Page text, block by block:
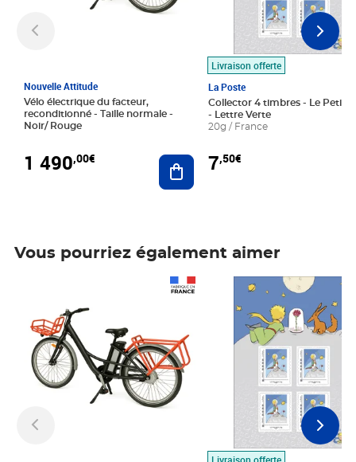
Nouvelle Attitude
Vélo électrique du facteur,
reconditionné - Taille normale -
Noir/ Rouge
1 490,00€ Ajouter au panier
Livraison offerte
La Poste
Collector 4 timbres - Le Petit
- Lettre Verte
20g / France
7,50€
Vous pourriez également aimer
Livraison offerte
Prix 7,50€